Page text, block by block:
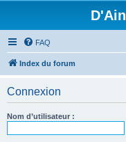
FAQ
Index du forum
Connexion
Nom d’utilisateur :